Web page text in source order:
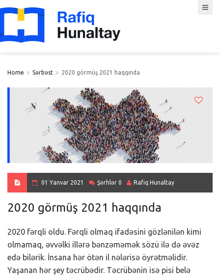
Home Sərbəst 2020 görmüş 2021 haqqında
01 Yanvar 2021 Şərhlər 0 Rafiq Hunaltay
2020 görmüş 2021 haqqında
2020 fərqli oldu. Fərqli olmaq ifadəsini gözlənilən kimi
olmamaq, əvvəlki illərə bənzəməmək sözü ilə də əvəz
edə bilərik. İnsana hər ötən il nələrisə öyrətməlidir.
Yaşanan hər şey təcrübədir. Təcrübənin isə pisi belə